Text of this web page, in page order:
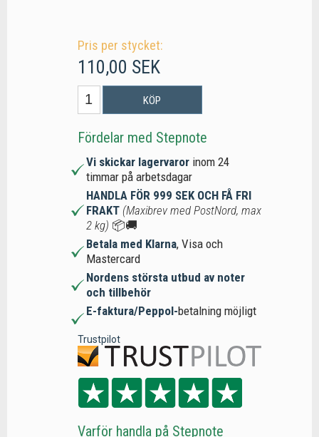
Pris per stycket:
110,00 SEK
KÖP
Fördelar med Stepnote
Vi skickar lagervaror inom 24
timmar på arbetsdagar
HANDLA FÖR 999 SEK OCH FÅ FRI
FRAKT (Maxibrev med PostNord, max
2 kg) 📦🚚
Betala med Klarna, Visa och
Mastercard
Nordens största utbud av noter
och tillbehör
E-faktura/Peppol-betalning möjligt
Trustpilot
Varför handla på Stepnote